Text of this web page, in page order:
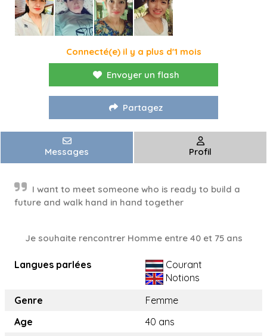
Connecté(e) il y a plus d'1 mois
Envoyer un flash
Partagez
Messages Profil
I want to meet someone who is ready to build a
future and walk hand in hand together
Je souhaite rencontrer Homme entre 40 et 75 ans
Langues parlées
Courant
Notions
Genre
Femme
Age
40 ans